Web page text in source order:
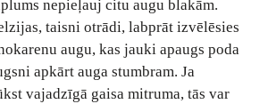
nepieļauj citu augu blakām.
taisni otrādi, labprāt izvēlēsies
augu, kas jauki apaugs poda
apkārt auga stumbram. Ja
vajadzīgā gaisa mitruma, tās var